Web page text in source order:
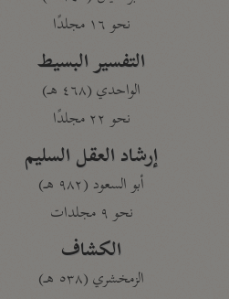
نحو ١٦ مجلدًا
التفسير البسيط
الواحدي (٤٦٨ هـ)
نحو ٢٢ مجلدًا
إرشاد العقل السليم
أبو السعود (٩٨٢ هـ)
نحو ٩ مجلدات
الكشاف
الزمخشري (٥٣٨ هـ)